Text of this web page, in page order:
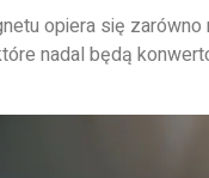
opiera się zarówno
nadal będą